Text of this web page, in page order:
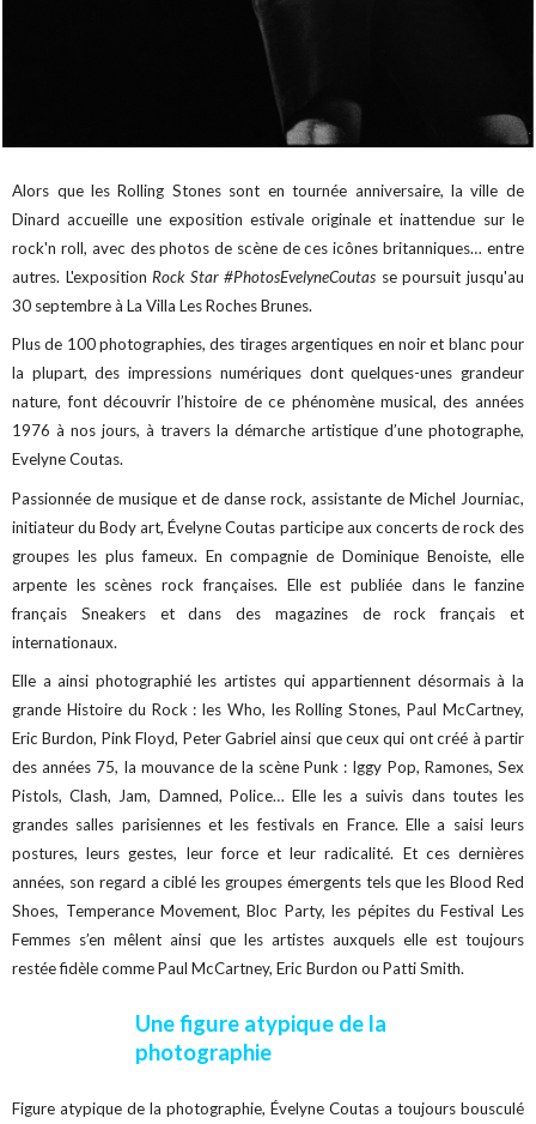
Alors que les Rolling Stones sont en tournée anniversaire, la ville de
Dinard accueille une exposition estivale originale et inattendue sur le
rock'n roll, avec des photos de scène de ces icônes britanniques… entre
autres. L'expositionRock Star #PhotosEvelyneCoutas se poursuit jusqu'au
30 septembre à La Villa Les Roches Brunes.
Plus de 100 photographies, des tirages argentiques en noir et blanc pour
la plupart, des impressions numériques dont quelques-unes grandeur
nature, font découvrir l’histoire de ce phénomène musical, des années
1976 à nos jours, à travers la démarche artistique d’une photographe,
Evelyne Coutas.
Passionnée de musique et de danse rock, assistante de Michel Journiac,
initiateur du Body art, Évelyne Coutas participe aux concerts de rock des
groupes les plus fameux. En compagnie de Dominique Benoiste, elle
arpente les scènes rock françaises. Elle est publiée dans le fanzine
français Sneakers et dans des magazines de rock français et
internationaux.
Elle a ainsi photographié les artistes qui appartiennent désormais à la
grande Histoire du Rock : les Who, les Rolling Stones, Paul McCartney,
Eric Burdon, Pink Floyd, Peter Gabriel ainsi que ceux qui ont créé à partir
des années 75, la mouvance de la scène Punk : Iggy Pop, Ramones, Sex
Pistols, Clash, Jam, Damned, Police… Elle les a suivis dans toutes les
grandes salles parisiennes et les festivals en France. Elle a saisi leurs
postures, leurs gestes, leur force et leur radicalité. Et ces dernières
années, son regard a ciblé les groupes émergents tels que les Blood Red
Shoes, Temperance Movement, Bloc Party, les pépites du Festival Les
Femmes s’en mêlent ainsi que les artistes auxquels elle est toujours
restée fidèle comme Paul McCartney, Eric Burdon ou Patti Smith.
Une figure atypique de la
photographie
Figure atypique de la photographie, Évelyne Coutas a toujours bousculé